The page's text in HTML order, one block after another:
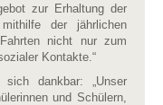
zur Erhaltung der
der jährlichen
nicht nur zum
Kontakte.“
dankbar: „Unser
und Schülern,